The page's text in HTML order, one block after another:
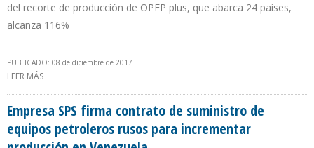
del recorte de producción de OPEP plus, que abarca 24 países,
alcanza 116%
PUBLICADO: 08 de diciembre de 2017
LEER MÁS
Empresa SPS firma contrato de suministro de
equipos petroleros rusos para incrementar